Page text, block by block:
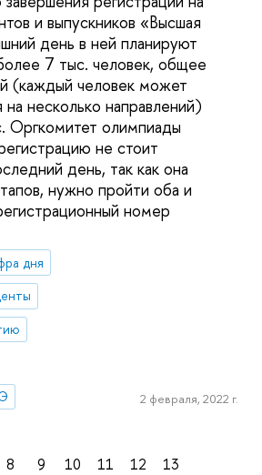
и выпускников «Высшая
день в ней планируют
7 тыс. человек, общее
(каждый человек может
на несколько направлений)
Оргкомитет олимпиады
не стоит
день, так как она
нужно пройти оба и
номер
дня
2 февраля, 2022 г.
8 9 10 11 12
13